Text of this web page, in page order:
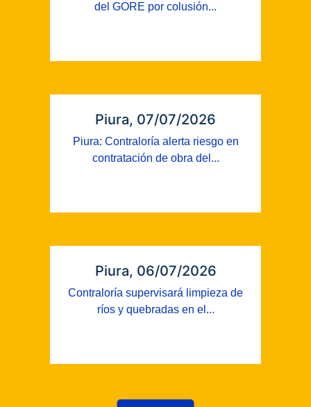
del GORE por colusión...
Piura, 07/07/2026
Piura: Contraloría alerta riesgo en
contratación de obra del...
Piura, 06/07/2026
Contraloría supervisará limpieza de
ríos y quebradas en el...